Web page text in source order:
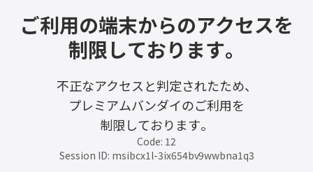
ご利用の端末からのアクセスを
制限しております。
不正なアクセスと判定されたため、
プレミアムバンダイのご利用を
制限しております。
Code: 12
Session ID: msibcx1l-3ix654bv9wwbna1q3